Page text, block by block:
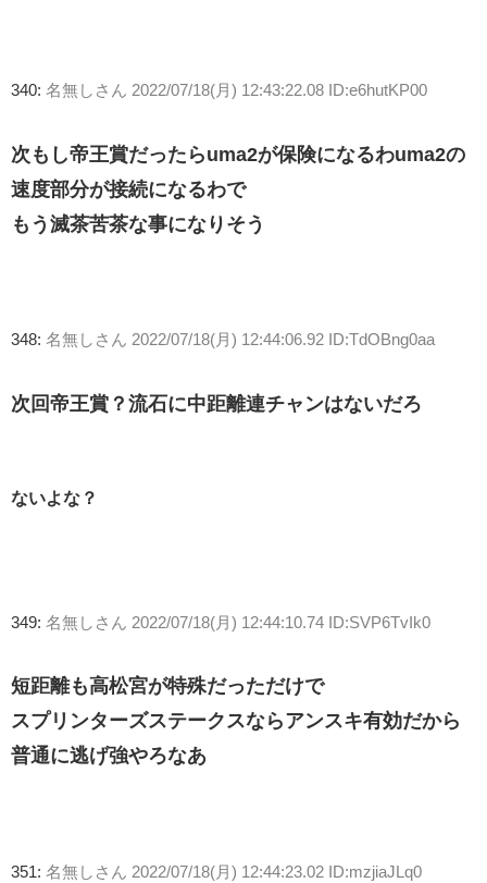
340: 名無しさん 2022/07/18(月) 12:43:22.08 ID:e6hutKP00
次もし帝王賞だったらuma2が保険になるわuma2の
速度部分が接続になるわで
もう滅茶苦茶な事になりそう
348: 名無しさん 2022/07/18(月) 12:44:06.92 ID:TdOBng0aa
次回帝王賞？流石に中距離連チャンはないだろ
ないよな？
349: 名無しさん 2022/07/18(月) 12:44:10.74 ID:SVP6TvIk0
短距離も高松宮が特殊だっただけで
スプリンターズステークスならアンスキ有効だから
普通に逃げ強やろなあ
351: 名無しさん 2022/07/18(月) 12:44:23.02 ID:mzjiaJLq0